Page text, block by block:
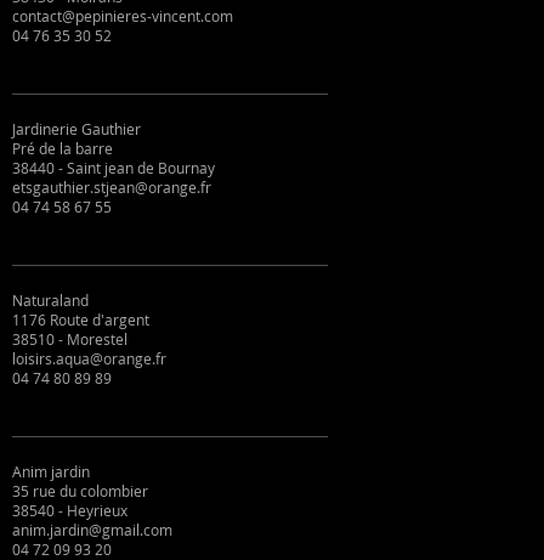
contact@pepinieres-vincent.com
04 76 35 30 52
Jardinerie Gauthier
Pré de la barre
38440 - Saint jean de Bournay
etsgauthier.stjean@orange.fr
04 74 58 67 55
Naturaland
1176 Route d'argent
38510 - Morestel
loisirs.aqua@orange.fr
04 74 80 89 89
Anim jardin
35 rue du colombier
38540 - Heyrieux
anim.jardin@gmail.com
04 72 09 93 20